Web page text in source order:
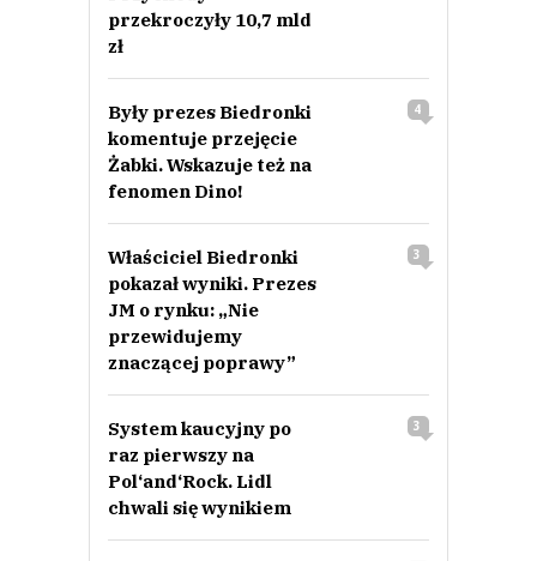
przekroczyły 10,7 mld
zł
Były prezes Biedronki
komentuje przejęcie
Żabki. Wskazuje też na
fenomen Dino!
4
Właściciel Biedronki
pokazał wyniki. Prezes
JM o rynku: „Nie
przewidujemy
znaczącej poprawy”
3
System kaucyjny po
raz pierwszy na
Pol‘and‘Rock. Lidl
chwali się wynikiem
3